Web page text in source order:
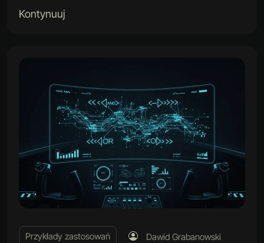
Kontynuuj
Przykłady zastosowań Dawid Grabanowski